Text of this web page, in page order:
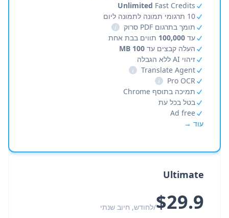
Unlimited Fast Credits
10 תרגומי תמונה לתמונה ליום
תומך בתרגום PDF סרוק
i
עד 100,000 תווים בבת אחת
העלה קבצים עד 100 MB
זיהוי AI ללא הגבלה
Translate Agent
i
Pro OCR
i
תמיכה בתוסף Chrome
בטל בכל עת
Ad free
עוד →
Ultimate
$29.9/לחודש, חיוב שנתי